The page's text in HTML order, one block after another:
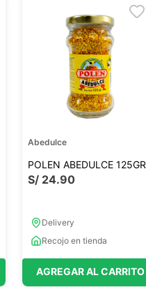
Abedulce
POLEN ABEDULCE 125GR
S/ 24.90
Delivery
Recojo en tienda
AGREGAR AL CARRITO